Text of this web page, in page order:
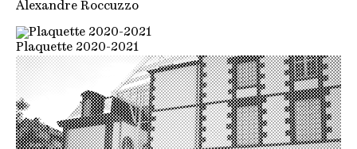
Alexandre Roccuzzo
Plaquette 2020-2021